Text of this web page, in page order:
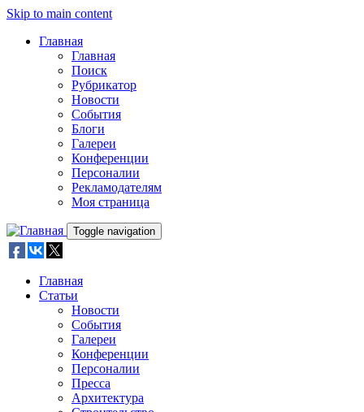
Skip to main content
Главная
Главная
Поиск
Рубрикатор
Новости
События
Блоги
Галереи
Конференции
Персоналии
Рекламодателям
Моя страница
Toggle navigation
Главная
Статьи
Новости
События
Галереи
Конференции
Персоналии
Пресса
Архитектура